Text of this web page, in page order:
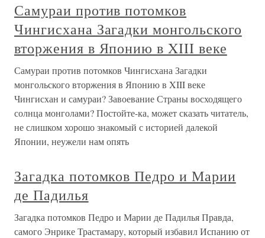
Самураи против потомков
Чингисхана Загадки монгольского
вторжения в Японию в XIII веке
Самураи против потомков Чингисхана Загадки
монгольского вторжения в Японию в XIII веке
Чингисхан и самураи? Завоевание Страны восходящего
солнца монголами? Постойте-ка, может сказать читатель,
не слишком хорошо знакомый с историей далекой
Японии, неужели нам опять
Загадка потомков Педро и Марии
де Падилья
Загадка потомков Педро и Марии де Падилья Правда,
самого Энрике Трастамару, который избавил Испанию от